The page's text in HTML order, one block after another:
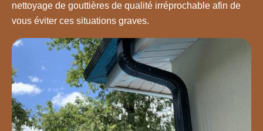
nettoyage de gouttières de qualité irréprochable afin de
vous éviter ces situations graves.